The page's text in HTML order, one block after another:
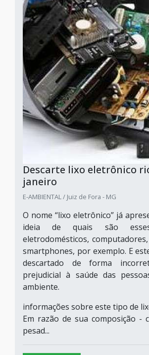
Descarte lixo eletrônico
janeiro
E-AMBIENTAL / Juiz de Fora - MG
O nome “lixo eletrônico” já
ideia de quais são
eletrodomésticos,
smartphones, por exemplo. E
descartado de forma
prejudicial à saúde das
ambiente.
informações sobre este tipo de
Em razão de sua composição -
pesad...